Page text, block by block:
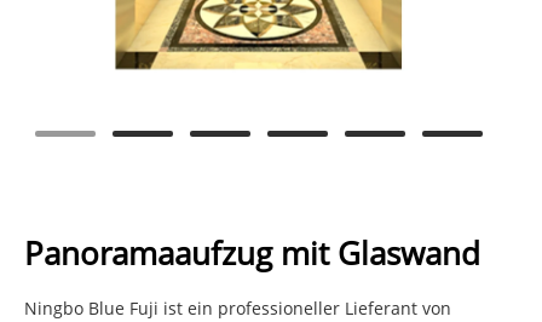
Panoramaaufzug mit Glaswand
Ningbo Blue Fuji ist ein professioneller Lieferant von